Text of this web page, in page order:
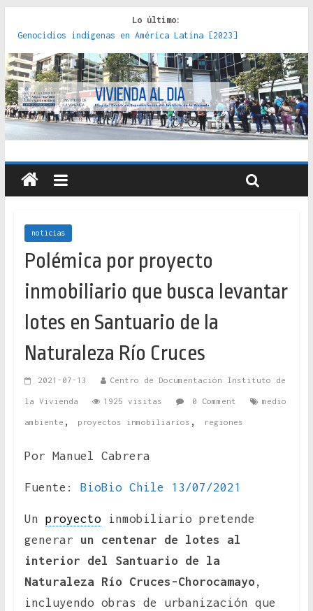
Lo último:
Genocidios indígenas en América Latina [2023]
Estudios sobre la espacialización de los Estados :
políticas, prácticas y representaciones [2022]
Donde el pedernal choca con el acero : hacia una teoría
crítica de las fronteras latinoamericanas [2020]
Criterios técnicos para una vivienda adecuada [2019]
Red de consultorios de la Caja del Seguro Obrero en
Santiago : un patrimonio emblemático [2014]
noticias
Polémica por proyecto
inmobiliario que busca levantar
lotes en Santuario de la
Naturaleza Río Cruces
2021-07-13 Centro de Documentación Instituto de
la Vivienda 1925 visitas 0 Comment medio
ambiente , proyectos inmobiliarios , regiones
Por Manuel Cabrera
Fuente: BioBio Chile 13/07/2021
Un proyectoinmobiliario pretende
generar un centenar de lotes al
interior del Santuario de la
Naturaleza Río Cruces-Chorocamayo ,
incluyendo obras de urbanización que